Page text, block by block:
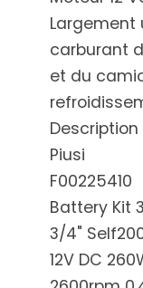
Largement
carburant
et du
Description
Piusi
F00225410
Battery Kit
3/4"
12V DC